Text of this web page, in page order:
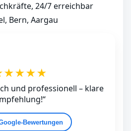
24/7 erreichbar
Bern, Aargau
und professionell – klare